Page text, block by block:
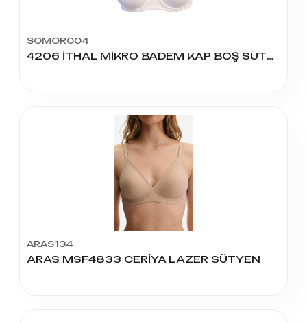
SOMOR004
4206 İTHAL MİKRO BADEM KAP BOŞ SÜTYEN
ARAS134
ARAS MSF4833 CERİYA LAZER SÜTYEN